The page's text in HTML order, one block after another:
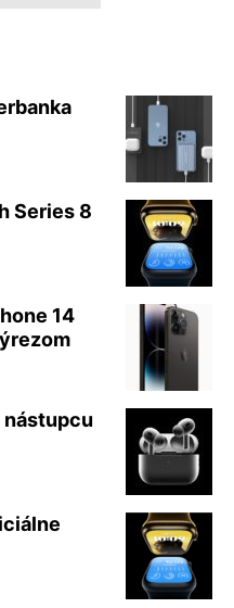
Series 8
14
nástupcu